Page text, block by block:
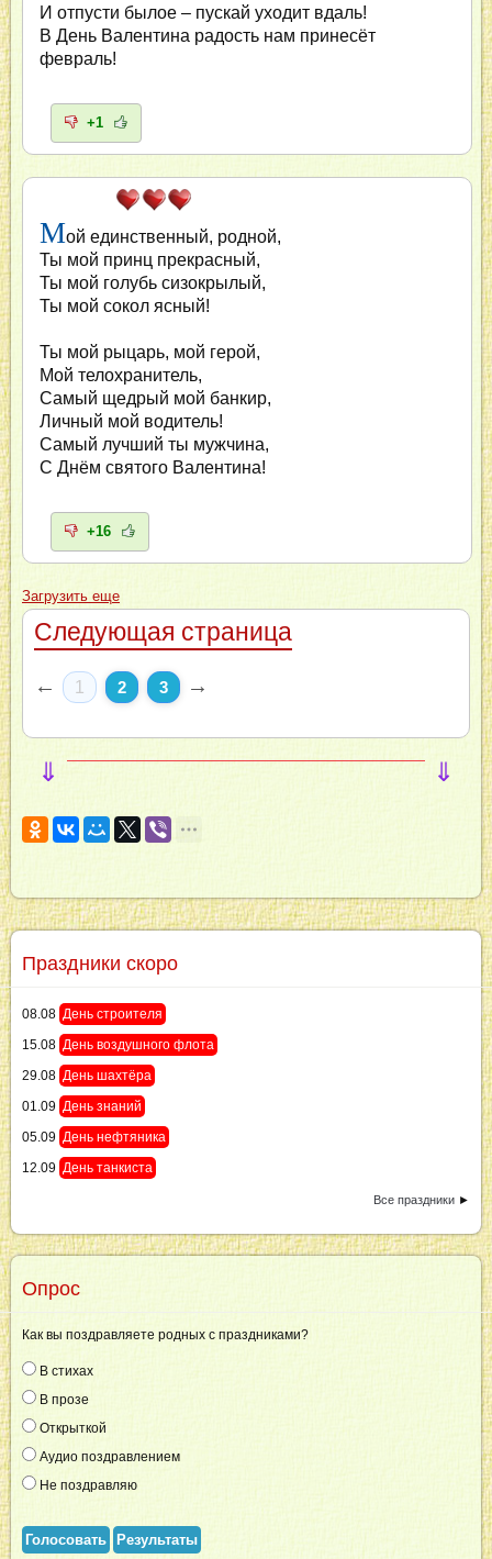
И отпусти былое – пускай уходит вдаль!
В День Валентина радость нам принесёт
февраль!
+1
Мой единственный, родной,
Ты мой принц прекрасный,
Ты мой голубь сизокрылый,
Ты мой сокол ясный!
Ты мой рыцарь, мой герой,
Мой телохранитель,
Самый щедрый мой банкир,
Личный мой водитель!
Самый лучший ты мужчина,
С Днём святого Валентина!
+16
Загрузить еще
Следующая страница
← 1 2 3 →
⇓ ⇓
Праздники скоро
08.08 День строителя
15.08 День воздушного флота
29.08 День шахтёра
01.09 День знаний
05.09 День нефтяника
12.09 День танкиста
Все праздники ►
Опрос
Как вы поздравляете родных с праздниками?
В стихах
В прозе
Открыткой
Аудио поздравлением
Не поздравляю
Голосовать Результаты